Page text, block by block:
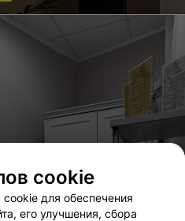
cookie
для обеспечения
его улучшения, сбора